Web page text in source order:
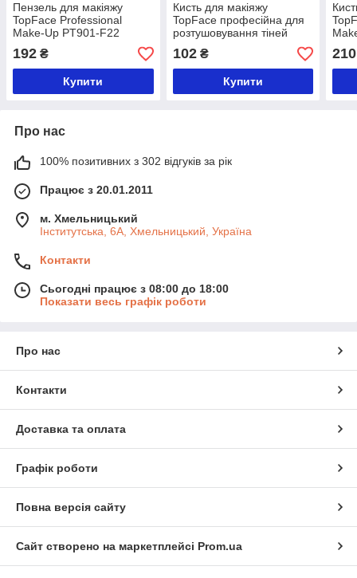
Пензель для макіяжу
TopFace Professional
Make-Up PT901-F22
192 ₴
Купити
Кисть для макіяжу
TopFace професійна для
розтушовування тіней
точкова, конічна PT901-
F14
102₴
Купити
F20
210
Про нас
100% позитивних з 302 відгуків за рік
Працює з 20.01.2011
м. Хмельницький
Інститутська, 6А, Хмельницький, Україна
Контакти
Сьогодні працює з 08:00 до 18:00
Показати весь графік роботи
Про нас
Контакти
Доставка та оплата
Графік роботи
Повна версія сайту
Сайт створено на маркетплейсі Prom.ua